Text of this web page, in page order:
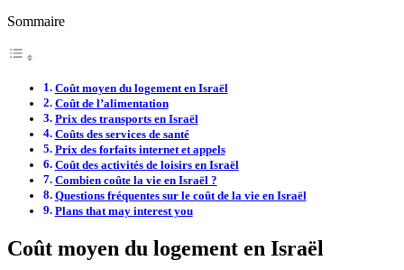
Sommaire
Coût moyen du logement en Israël
Coût de l’alimentation
Prix des transports en Israël
Coûts des services de santé
Prix des forfaits internet et appels
Coût des activités de loisirs en Israël
Combien coûte la vie en Israël ?
Questions fréquentes sur le coût de la vie en Israël
Plans that may interest you
Coût moyen du logement en Israël